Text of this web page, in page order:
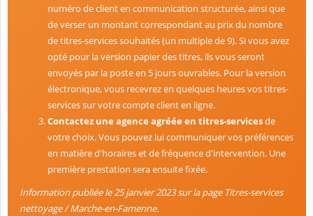
numéro de client en communication structurée, ainsi que
de verser un montant correspondant au prix du nombre
de titres-services souhaités (un multiple de 9). Si vous avez
opté pour la version papier des titres, ils vous seront
envoyés par la poste en 5 jours ouvrables. Pour la version
électronique, vous recevrez en quelques heures vos titres-
services sur votre compte client en ligne.
Contactez une agence agréée en titres-servicesde
votre choix. Vous pouvez lui communiquer vos préférences
en matière d'horaires et de fréquence d'intervention. Une
première prestation sera ensuite fixée.
Information publiée le 25 janvier 2023 sur la page Titres-services
nettoyage / Marche-en-Famenne.